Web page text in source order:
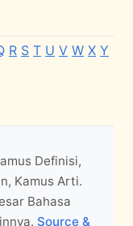
R S T U V W X Y
Definisi,
Kamus Arti.
Bahasa
Source &